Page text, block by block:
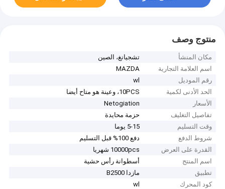
منتوج وصف
مكان المنشأ
تشجيانغ، الصين
اسم العلامة التجارية
MAZDA
رقم الموديل
wl
الحد الأدنى لكمية
10PCS، وعينة هو متاح أيضا
الأسعار
Netogiation
تفاصيل التغليف
حزمة محايدة
وقت التسليم
5-15 يوما
شروط الدفع
دفع 100% قبل التسليم
القدرة على العرض
10000pcs شهريا
اسم المنتج
أسطوانة رأس حشية
تطبيق
مازدا B2500
كود المحرك
wl